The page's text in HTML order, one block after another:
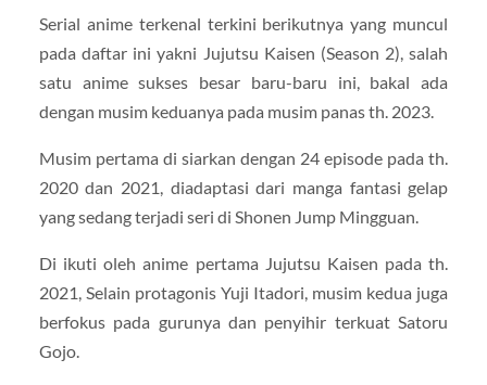
Serial anime terkenal terkini berikutnya yang muncul
pada daftar ini yakni Jujutsu Kaisen (Season 2), salah
satu anime sukses besar baru-baru ini, bakal ada
dengan musim keduanya pada musim panas th. 2023.
Musim pertama di siarkan dengan 24 episode pada th.
2020 dan 2021, diadaptasi dari manga fantasi gelap
yang sedang terjadi seri di Shonen Jump Mingguan.
Di ikuti oleh anime pertama Jujutsu Kaisen pada th.
2021, Selain protagonis Yuji Itadori, musim kedua juga
berfokus pada gurunya dan penyihir terkuat Satoru
Gojo.